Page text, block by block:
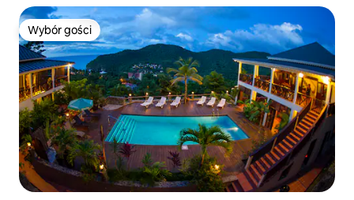
Wybór gości
Wybór gości